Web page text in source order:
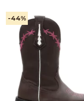
-44%